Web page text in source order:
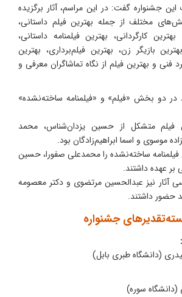
این جشنواره گفت: در این مراسم، آثار برگزیده
مختلف از جمله بهترین فیلم داستانی،
کارگردانی، بهترین فیلمنامه داستانی،
بازیگر زن، بهترین فیلم‌برداری، بهترین
فنی و بهترین فیلم از نگاه تماشاگران معرفی و
در دو بخش «فیلم» و «فیلمنامه ساخته‌نشده»
متشکل از حسین یزدان‌شناس، محمد
موسوی و اسما ابراهیم‌زادگان بود.
ساخته‌نشده را محمدعلی صفورا، حسین
بر عهده داشتند.
آثار نیز عبدالحسین مرتضوی و دکتر معصومه
حضور داشتند.
جشنواره
(دانشگاه طبری بابل)
سوره)